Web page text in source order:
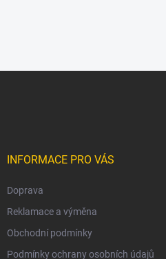
INFORMACE PRO VÁS
Doprava
Reklamace a výměna
Obchodní podmínky
Podmínky ochrany osobních údajů